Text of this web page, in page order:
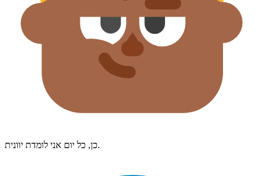
כן, כל יום אני לומדת יוונית.